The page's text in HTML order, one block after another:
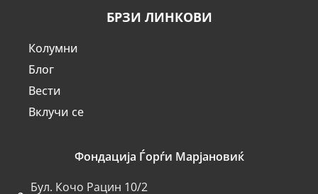
БРЗИ ЛИНКОВИ
Колумни
Блог
Вести
Вклучи се
Фондација Ѓорѓи Марјановиќ
Бул. Кочо Рацин 10/2